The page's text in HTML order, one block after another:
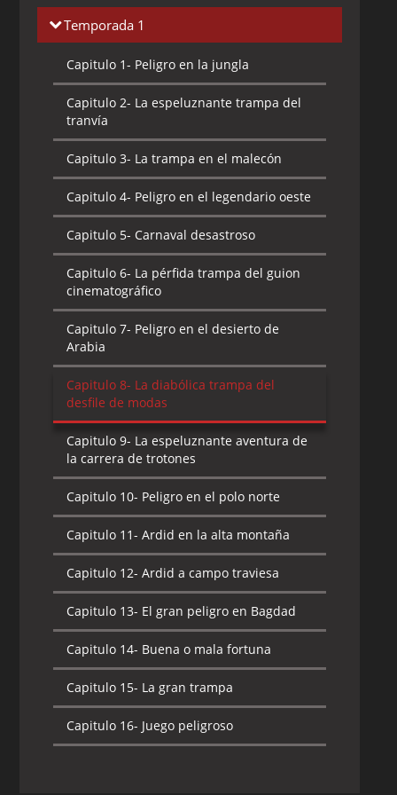
Temporada 1
Capitulo 1- Peligro en la jungla
Capitulo 2- La espeluznante trampa del
tranvía
Capitulo 3- La trampa en el malecón
Capitulo 4- Peligro en el legendario oeste
Capitulo 5- Carnaval desastroso
Capitulo 6- La pérfida trampa del guion
cinematográfico
Capitulo 7- Peligro en el desierto de
Arabia
Capitulo 8- La diabólica trampa del
desfile de modas
Capitulo 9- La espeluznante aventura de
la carrera de trotones
Capitulo 10- Peligro en el polo norte
Capitulo 11- Ardid en la alta montaña
Capitulo 12- Ardid a campo traviesa
Capitulo 13- El gran peligro en Bagdad
Capitulo 14- Buena o mala fortuna
Capitulo 15- La gran trampa
Capitulo 16- Juego peligroso